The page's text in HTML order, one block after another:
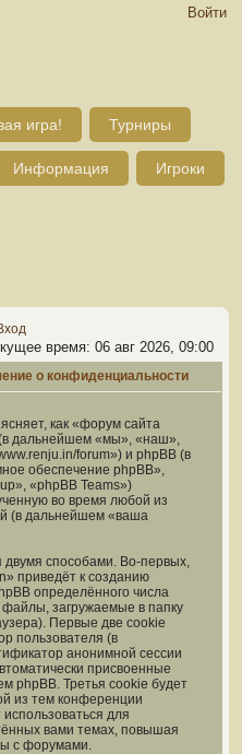
Войти
игра! Турниры
Информация Игроки
время: 06 авг 2026, 09:00
о конфиденциальности
как «форум сайта
дальнейшем «мы», «наш»,
forum») и phpBB (в
обеспечение phpBB»,
«phpBB Teams»)
во время любой из
(в дальнейшем «ваша
способами. Во-первых,
приведёт к созданию
определённого числа
загружаемые в папку
Первые две cookie
пользователя (в
анонимной сессии
присвоенные
phpBB. Третья cookie будет
из тем конференции
для
вами темах, повышая
с форумами.